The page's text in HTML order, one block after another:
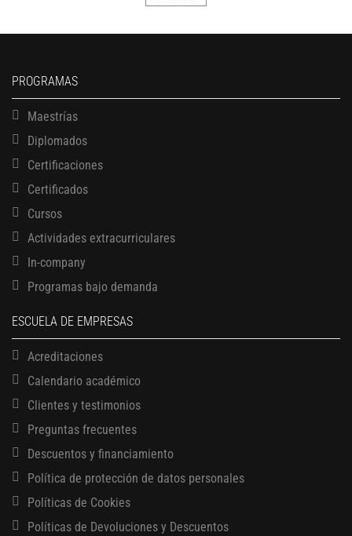
PROGRAMAS
Maestrías
Diplomados
Certificaciones
Certificados
Cursos
Actividades extracurriculares
In-company
Programas bajo demanda
ESCUELA DE EMPRESAS
Acreditaciones
Calendario académico
Clientes y testimonios
Preguntas frecuentes
Descuentos y financiamiento
Política de protección de datos personales
Políticas de Cookies
Políticas de Devoluciones y Descuentos
13 AGOSTO, 2026
Finanzas para no financieros
17 AGOSTO, 2026
Gerencia de empresas familiares